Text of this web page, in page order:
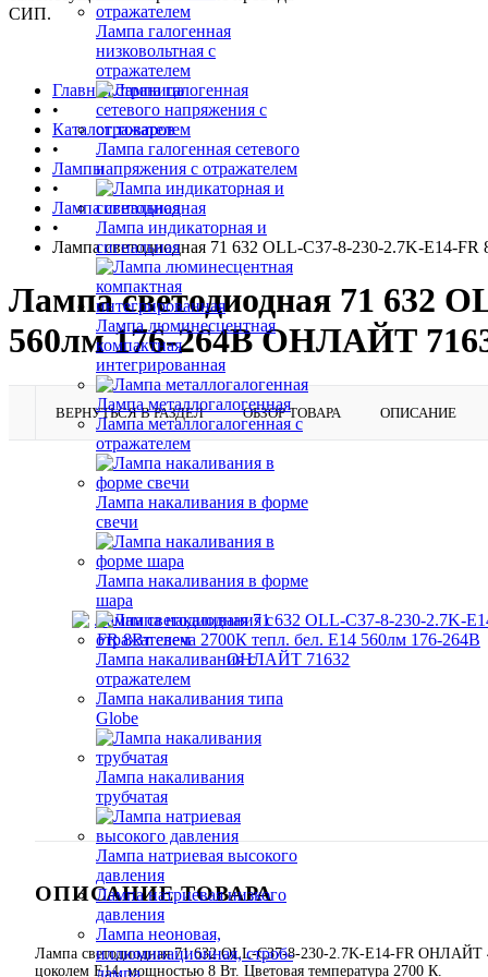
Лампа галогенная
низковольтная с
отражателем
Лампа галогенная сетевого
напряжения с отражателем
Лампа индикаторная и
сигнальная
Лампа люминесцентная
компактная
интегрированная
Лампа металлогалогенная
Лампа металлогалогенная с
отражателем
Лампа накаливания в форме
свечи
Лампа накаливания в форме
шара
Лампа накаливания с
отражателем
Лампа накаливания типа
Globe
Лампа накаливания
трубчатая
Лампа натриевая высокого
давления
Лампа натриевая низкого
давления
Лампа неоновая,
иллюминационная, строб-
лампа
СИП.
Главная страница
•
Каталог товаров
•
Лампы
•
Лампа светодиодная
•
Лампа светодиодная 71 632 OLL-C37-8-230-2.7K-E14-
Лампа светодиодная 71 632
560лм 176-264В ОНЛАЙТ
ВЕРНУТЬСЯ В РАЗДЕЛ ОБЗОР ТОВАРА ОПИСАНИЕ
ОПИСАНИЕ ТОВАРА
Лампа светодиодная 71 632 OLL-C37-8-230-2.7K-E14-FR ОНЛАЙТ
цоколем Е14, мощностью 8 Вт. Цветовая температура 2700 К.